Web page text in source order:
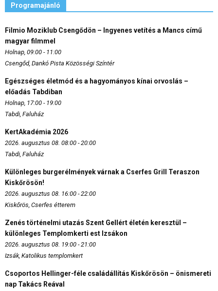
Programajánló
Filmio Moziklub Csengődön – Ingyenes vetítés a Mancs című
magyar filmmel
Holnap, 09:00 - 11:00
Csengőd, Dankó Pista Közösségi Színtér
Egészséges életmód és a hagyományos kínai orvoslás –
előadás Tabdiban
Holnap, 17:00 - 19:00
Tabdi, Faluház
KertAkadémia 2026
2026. augusztus 08. 08:00 - 20:00
Tabdi, Faluház
Különleges burgerélmények várnak a Cserfes Grill Teraszon
Kiskőrösön!
2026. augusztus 08. 16:00 - 22:00
Kiskőrös, Cserfes étterem
Zenés történelmi utazás Szent Gellért életén keresztül –
különleges Templomkerti est Izsákon
2026. augusztus 08. 19:00 - 21:00
Izsák, Katolikus templomkert
Csoportos Hellinger-féle családállítás Kiskőrösön – önismereti
nap Takács Reával